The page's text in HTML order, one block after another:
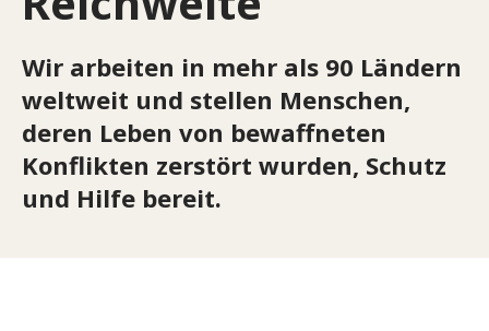
Wir arbeiten in mehr als 90 Ländern
weltweit und stellen Menschen,
deren Leben von bewaffneten
Konflikten zerstört wurden, Schutz
und Hilfe bereit.